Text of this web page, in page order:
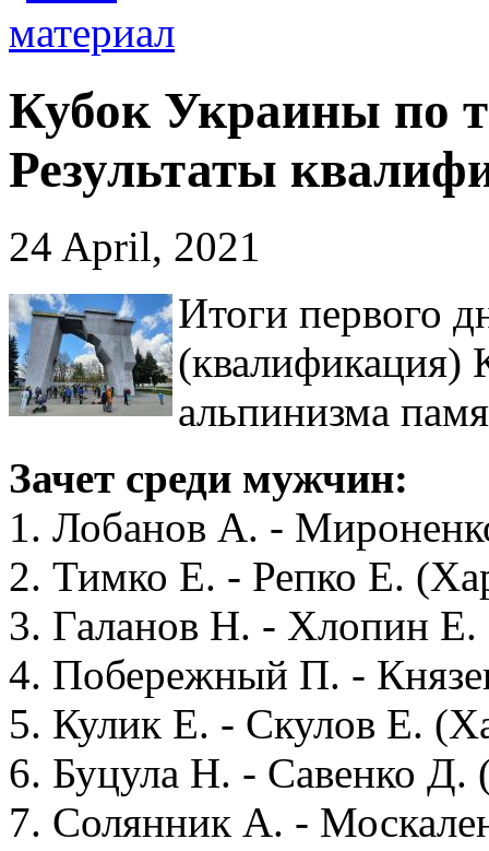
Кубок Украины по
Результаты
24 April, 2021
Итоги первого
(квалификация)
альпинизма
Зачет среди мужчин:
1. Лобанов А. -
2. Тимко Е. - Репко Е.
3. Галанов Н. - Хлопин
4. Побережный П. -
5. Кулик Е. - Скулов Е.
6. Буцула Н. - Савенко Д.
7. Солянник А. -